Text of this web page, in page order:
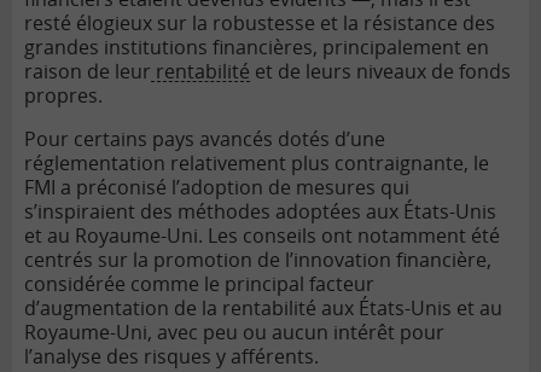
resté élogieux sur la robustesse et la résistance des
grandes institutions financières, principalement en
raison de leur rentabilité et de leurs niveaux de fonds
propres.
Pour certains pays avancés dotés d’une
réglementation relativement plus contraignante, le
FMI a préconisé l’adoption de mesures qui
s’inspiraient des méthodes adoptées aux États-Unis
et au Royaume-Uni. Les conseils ont notamment été
centrés sur la promotion de l’innovation financière,
considérée comme le principal facteur
d’augmentation de la rentabilité aux États-Unis et au
Royaume-Uni, avec peu ou aucun intérêt pour
l’analyse des risques y afférents.